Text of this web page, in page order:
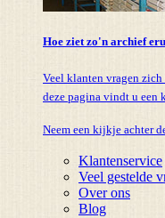
Hoe ziet zo'n archief
Veel klanten vragen
deze pagina vindt u een
Neem een kijkje achter
Klantenservice
Veel gestelde
Over ons
Blog